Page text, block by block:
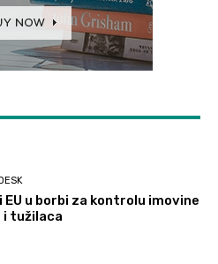
EU u borbi za kontrolu imovine
i tužilaca